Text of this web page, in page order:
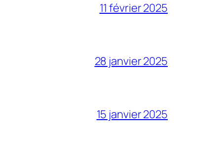
11 février 2025
28 janvier 2025
15 janvier 2025